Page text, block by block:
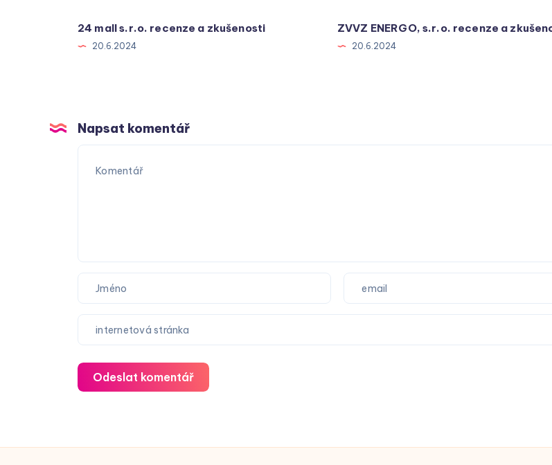
24 mall s.r.o. recenze a zkušenosti
20.6.2024
ZVVZ ENERGO, s.r.o. recenze a
20.6.2024
Napsat komentář
Odeslat komentář